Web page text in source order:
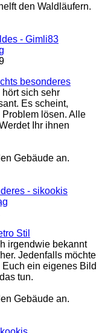
den Waldläufern.
- Gimli83
besonderes
sich sehr
Es scheint,
lösen. Alle
Ihr ihnen
Gebäude an.
- sikookis
Stil
irgendwie bekannt
Jedenfalls möchte
ein eigenes Bild
tun.
Gebäude an.